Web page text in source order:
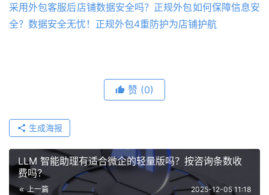
采用外包客服后店铺数据安全吗？正规外包如何保障信息安
全？数据安全无忧！正规外包4重防护为店铺护航
赞 (0)
生成海报
LLM 智能助理有适合微企的轻量版吗？按咨询条数收
费吗？
上一篇 2025-12-05 11:18